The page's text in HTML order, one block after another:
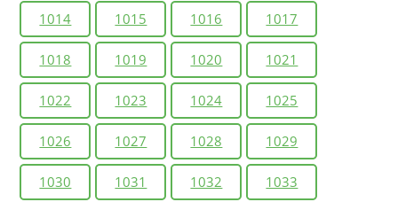
1014 1015 1016 1017
1018 1019 1020 1021
1022 1023 1024 1025
1026 1027 1028 1029
1030 1031 1032 1033